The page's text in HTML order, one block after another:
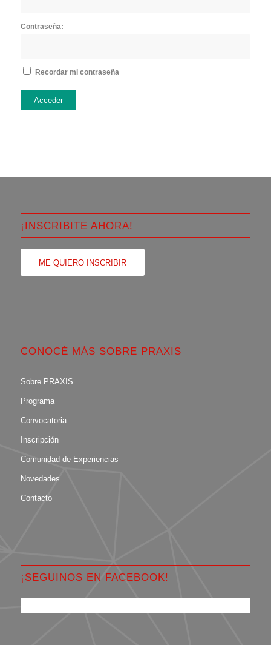
Contraseña:
Recordar mi contraseña
Acceder
¡INSCRIBITE AHORA!
ME QUIERO INSCRIBIR
CONOCÉ MÁS SOBRE PRAXIS
Sobre PRAXIS
Programa
Convocatoria
Inscripción
Comunidad de Experiencias
Novedades
Contacto
¡SEGUINOS EN FACEBOOK!